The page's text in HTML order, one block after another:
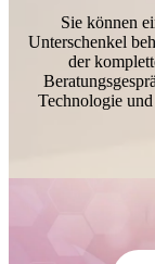
Sie können
Unterschenkel
der
Technologie